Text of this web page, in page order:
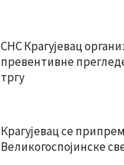
СНС Крагујевац
превентивне
тргу
Крагујевац се
Великогоспојинске